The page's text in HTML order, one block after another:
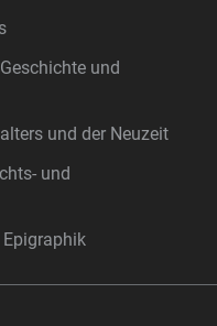
und
und der Neuzeit
und